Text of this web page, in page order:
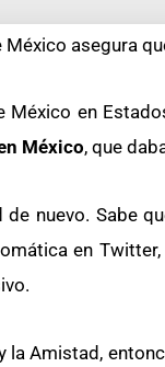
México asegura
México en
México, que
de nuevo. Sabe
en
la Amistad,